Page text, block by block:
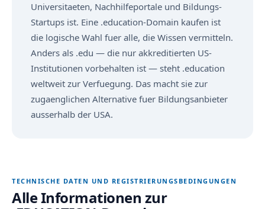
Universitaeten, Nachhilfeportale und Bildungs-
Startups ist. Eine .education-Domain kaufen ist
die logische Wahl fuer alle, die Wissen vermitteln.
Anders als .edu — die nur akkreditierten US-
Institutionen vorbehalten ist — steht .education
weltweit zur Verfuegung. Das macht sie zur
zugaenglichen Alternative fuer Bildungsanbieter
ausserhalb der USA.
TECHNISCHE DATEN UND REGISTRIERUNGSBEDINGUNGEN
Alle Informationen zur